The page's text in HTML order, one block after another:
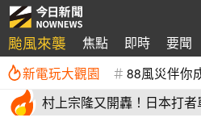
颱風來襲 焦點 即時 要聞
新電玩大觀園 88風災伴你
村上宗隆又開轟！日本打